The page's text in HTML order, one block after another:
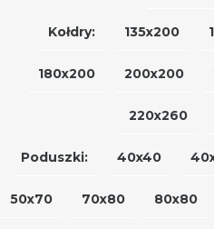
Kołdry: 135x200
180x200 200x200
220x260
Poduszki: 40x40
50x70 70x80 80x80